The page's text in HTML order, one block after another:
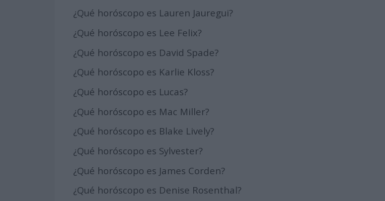
¿Qué horóscopo es Lauren Jauregui?
¿Qué horóscopo es Lee Felix?
¿Qué horóscopo es David Spade?
¿Qué horóscopo es Karlie Kloss?
¿Qué horóscopo es Lucas?
¿Qué horóscopo es Mac Miller?
¿Qué horóscopo es Blake Lively?
¿Qué horóscopo es Sylvester?
¿Qué horóscopo es James Corden?
¿Qué horóscopo es Denise Rosenthal?